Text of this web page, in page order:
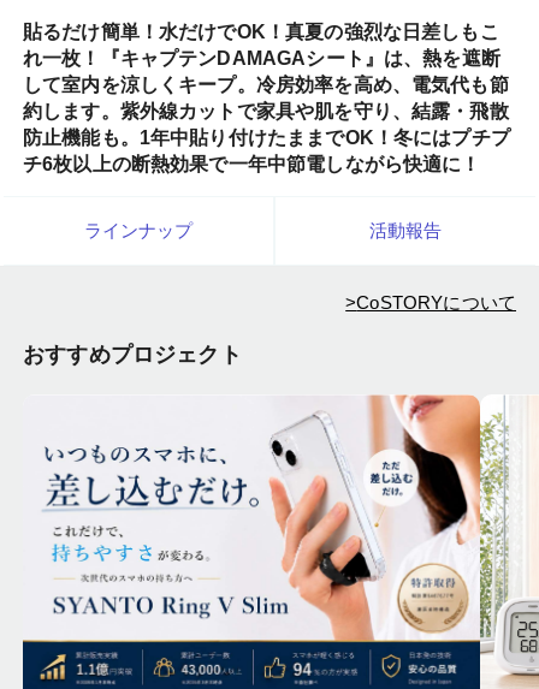
貼るだけ簡単！水だけでOK！真夏の強烈な日差しもこ
れ一枚！『キャプテンDAMAGAシート』は、熱を遮断
して室内を涼しくキープ。冷房効率を高め、電気代も節
約します。紫外線カットで家具や肌を守り、結露・飛散
防止機能も。1年中貼り付けたままでOK！冬にはプチプ
チ6枚以上の断熱効果で一年中節電しながら快適に！
ラインナップ 活動報告
>CoSTORYについて
おすすめプロジェクト